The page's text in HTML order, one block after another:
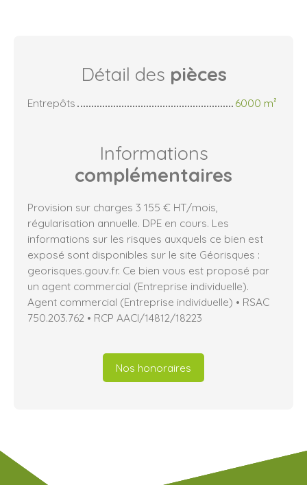
Détail des pièces
Entrepôts 6000 m²
Informations
complémentaires
Provision sur charges 3 155 € HT/mois,
régularisation annuelle. DPE en cours. Les
informations sur les risques auxquels ce bien est
exposé sont disponibles sur le site Géorisques :
georisques.gouv.fr. Ce bien vous est proposé par
un agent commercial (Entreprise individuelle).
Agent commercial (Entreprise individuelle) • RSAC
750.203.762 • RCP AACI/14812/18223
Nos honoraires